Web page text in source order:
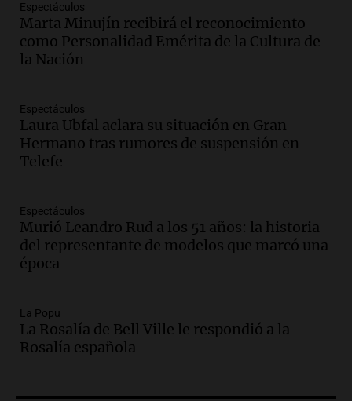
Audio.
Docentes de Jujuy enfrentan
descuentos de salarios de hasta 700.000
pesos, denuncia sindicato
Panorama Federal
Audio.
anciano de 88 años golpeado para
robarle un millón de pesos
Panorama Federal
Audio.
Moyano para levantar la perimetral
sobre Candela Arizaga
Panorama Federal
por el ICE, obtuvo la libertad bajo fianza
en Estados Unidos
Buen día, Argentina
Audio.Jugueterías en transformación:
Espectáculos
Marta Minujín recibirá el reconocimiento
como Personalidad Emérita de la Cultura de
la Nación
Espectáculos
Laura Ubfal aclara su situación en Gran
Hermano tras rumores de suspensión en
Telefe
Espectáculos
Murió Leandro Rud a los 51 años: la historia
del representante de modelos que marcó una
época
La Popu
La Rosalía de Bell Ville le respondió a la
Rosalía española